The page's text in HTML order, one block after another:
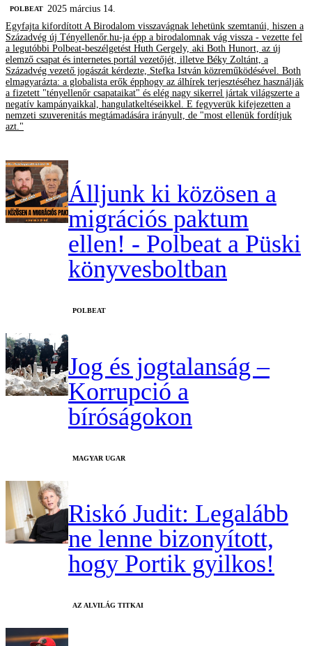
‎POLBEAT 2025 március 14.
Egyfajta kifordított A Birodalom visszavágnak lehetünk szemtanúi, hiszen a
Századvég új Tényellenőr.hu-ja épp a birodalomnak vág vissza - vezette fel
a legutóbbi Polbeat-beszélgetést Huth Gergely, aki Both Hunort, az új
elemző csapat és internetes portál vezetőjét, illetve Béky Zoltánt, a
Századvég vezető jogászát kérdezte, Stefka István közreműködésével. Both
elmagyarázta: a globalista erők épphogy az álhírek terjesztéséhez használják
a fizetett "tényellenőr csapataikat" és elég nagy sikerrel jártak világszerte a
negatív kampányaikkal, hangulatkeltéseikkel. E fegyverük kifejezetten a
nemzeti szuverenitás megtámadására irányult, de "most ellenük fordítjuk
azt."
Álljunk ki közösen a
migrációs paktum
ellen! - Polbeat a Püski
könyvesboltban
‎POLBEAT
Jog és jogtalanság –
Korrupció a
bíróságokon
MAGYAR UGAR
Riskó Judit: Legalább
ne lenne bizonyított,
hogy Portik gyilkos!
AZ ALVILÁG TITKAI